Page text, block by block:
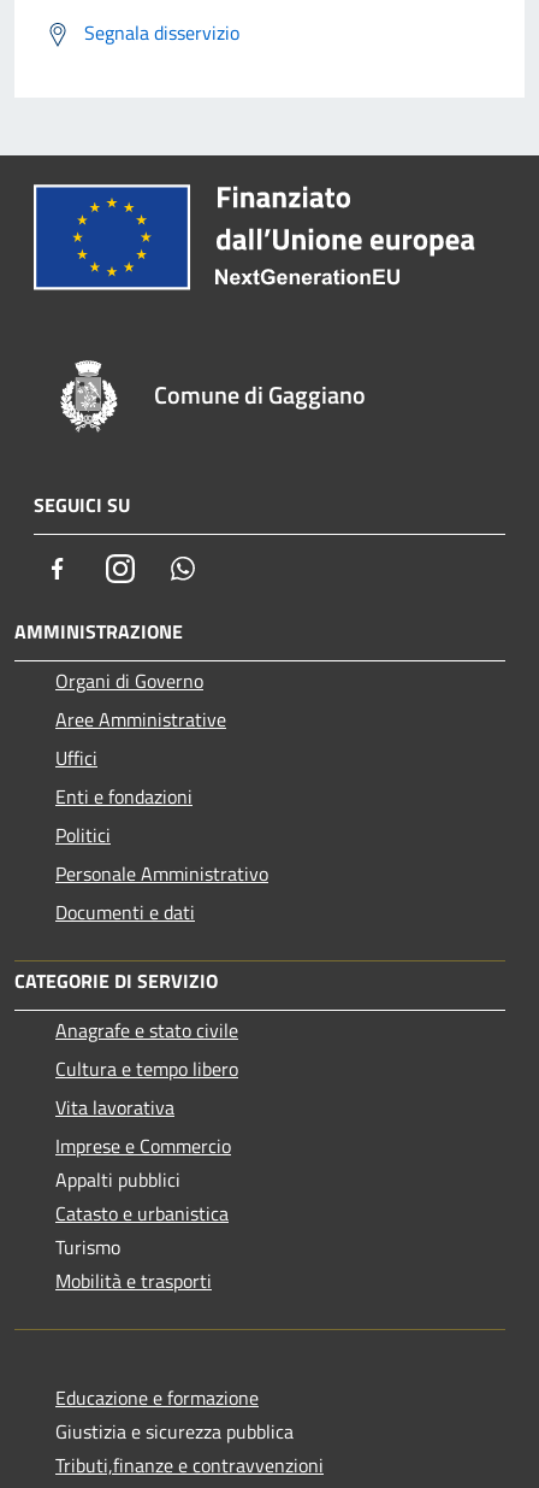
Segnala disservizio
Comune di Gaggiano
SEGUICI SU
FacebookInstagram
AMMINISTRAZIONE
Organi di Governo
Aree Amministrative
Uffici
Enti e fondazioni
Politici
Personale Amministrativo
Documenti e dati
CATEGORIE DI SERVIZIO
Anagrafe e stato civile
Cultura e tempo libero
Vita lavorativa
Imprese e Commercio
Appalti pubblici
Catasto e urbanistica
Turismo
Mobilità e trasporti
Educazione e formazione
Giustizia e sicurezza pubblica
Tributi,finanze e contravvenzioni